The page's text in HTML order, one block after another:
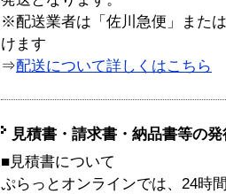
※配送業者は「佐川急便」また
けます
⇒配送について詳しくはこちら
見積書・請求書・納品書等の
■見積書について
ぷらっとオンラインでは、24時